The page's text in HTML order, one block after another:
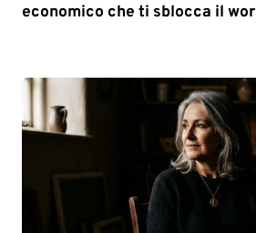
economico che ti sblocca il